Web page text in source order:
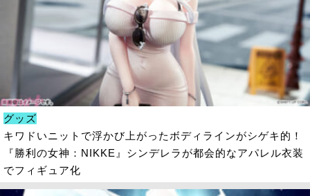
グッズ
キワドいニットで浮かび上がったボディラインがシゲキ的！
『勝利の女神：NIKKE』シンデレラが都会的なアパレル衣装
でフィギュア化